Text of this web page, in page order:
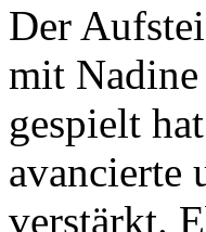
Der
mit
gespielt
avancierte
verstärkt.